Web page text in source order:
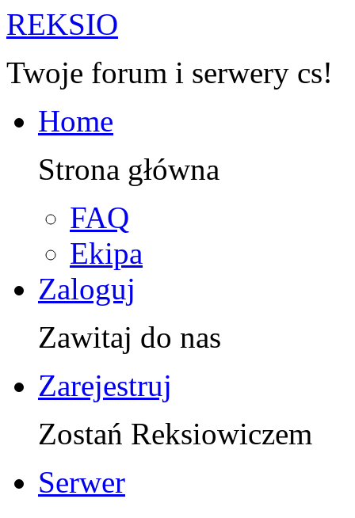
REKSIO
Twoje forum i serwery cs!
Home
Strona główna
FAQ
Ekipa
Zaloguj
Zawitaj do nas
Zarejestruj
Zostań Reksiowiczem
Serwer